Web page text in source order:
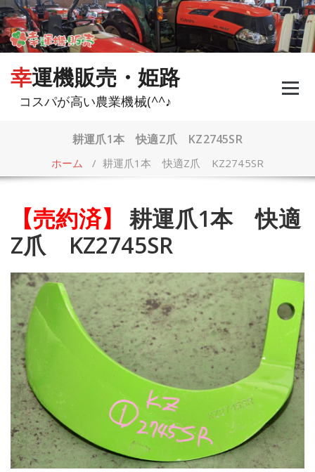
コ
ン
テ
ン
幸運機販売・姫路
コスパが高い農業機械(^^♪
耕運爪1本 快適Z爪 KZ2745SR
ホーム / 耕運爪1本 快適Z爪 KZ2745SR
【売約済】
耕運爪1本 快適
Z爪 KZ2745SR